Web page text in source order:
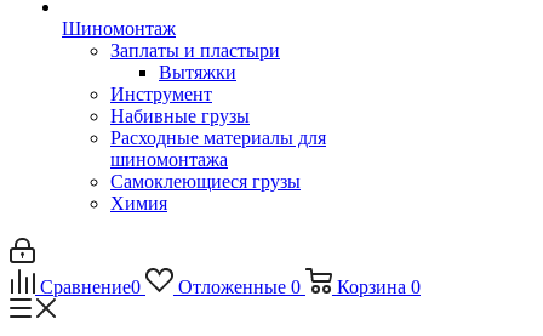
Шиномонтаж
Заплаты и пластыри
Вытяжки
Инструмент
Набивные грузы
Расходные материалы для
шиномонтажа
Самоклеющиеся грузы
Химия
Сравнение0 Отложенные 0 Корзина 0